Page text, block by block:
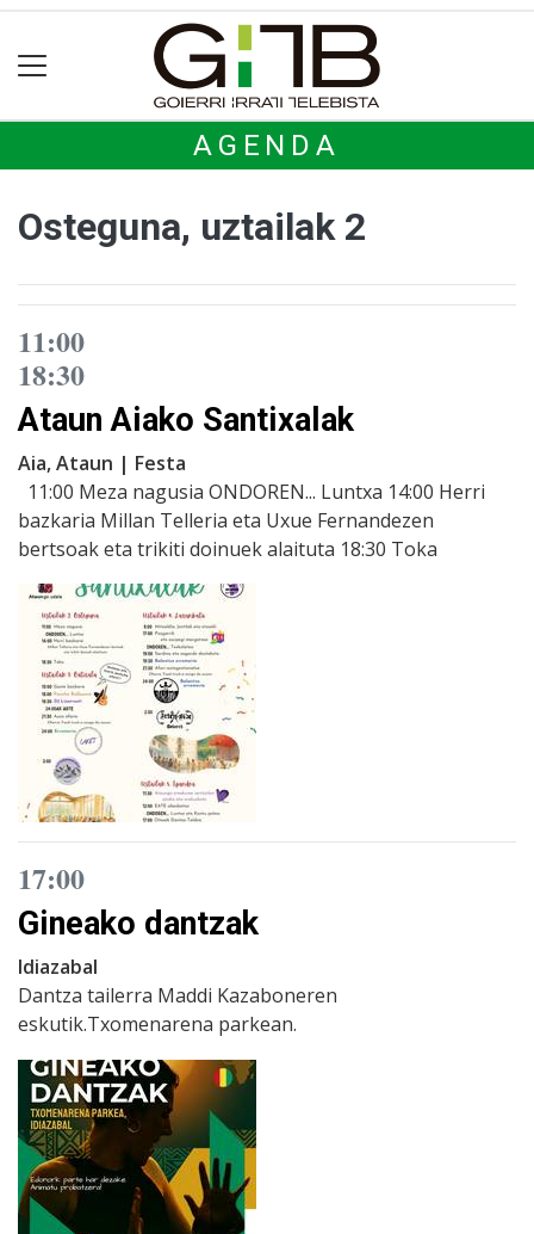
AGENDA
Osteguna, uztailak 2
11:00
18:30
Ataun Aiako Santixalak
Aia, Ataun | Festa
11:00 Meza nagusia ONDOREN... Luntxa 14:00 Herri
bazkaria Millan Telleria eta Uxue Fernandezen
bertsoak eta trikiti doinuek alaituta 18:30 Toka
17:00
Gineako dantzak
Idiazabal
Dantza tailerra Maddi Kazaboneren
eskutik.Txomenarena parkean.